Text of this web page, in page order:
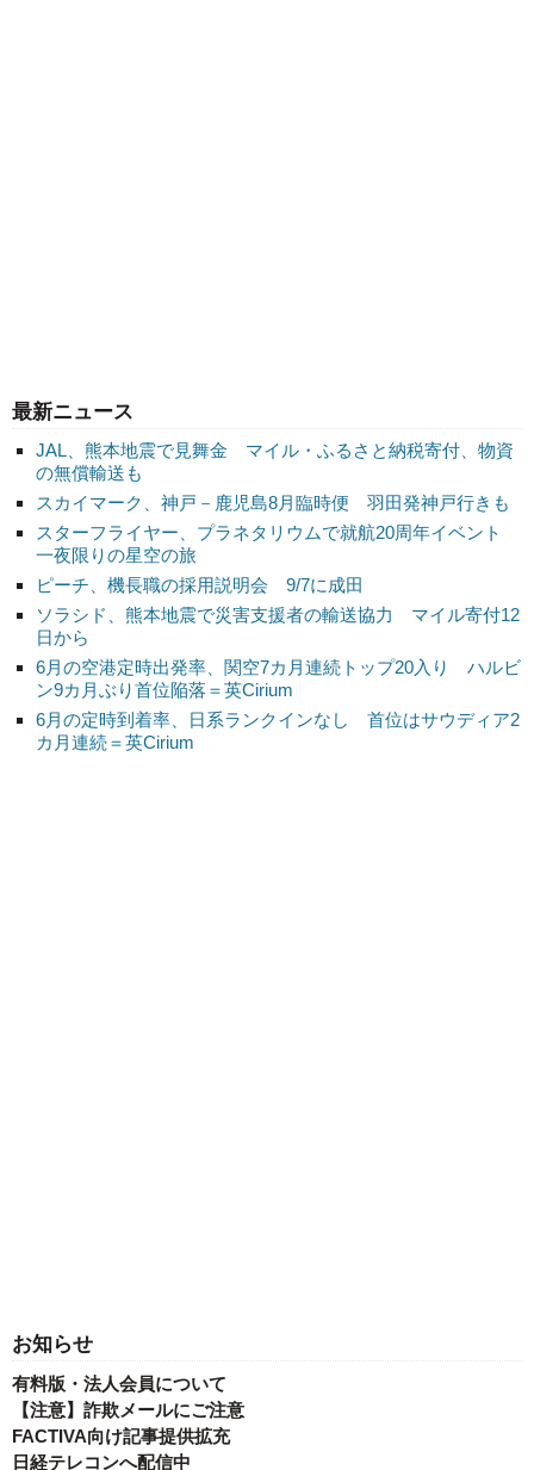
最新ニュース
JAL、熊本地震で見舞金 マイル・ふるさと納税寄付、物資
の無償輸送も
スカイマーク、神戸－鹿児島8月臨時便 羽田発神戸行きも
スターフライヤー、プラネタリウムで就航20周年イベント
一夜限りの星空の旅
ピーチ、機長職の採用説明会 9/7に成田
ソラシド、熊本地震で災害支援者の輸送協力 マイル寄付12
日から
6月の空港定時出発率、関空7カ月連続トップ20入り ハルビ
ン9カ月ぶり首位陥落＝英Cirium
6月の定時到着率、日系ランクインなし 首位はサウディア2
カ月連続＝英Cirium
お知らせ
有料版・法人会員について
【注意】詐欺メールにご注意
FACTIVA向け記事提供拡充
日経テレコンへ配信中